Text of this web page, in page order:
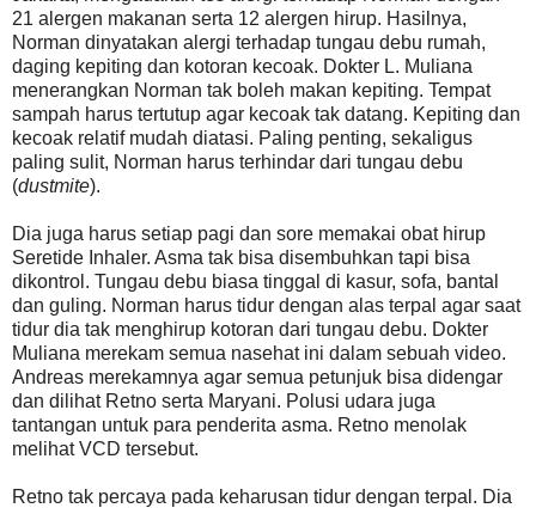
21 alergen makanan serta 12 alergen hirup. Hasilnya,
Norman dinyatakan alergi terhadap tungau debu rumah,
daging kepiting dan kotoran kecoak. Dokter L. Muliana
menerangkan Norman tak boleh makan kepiting. Tempat
sampah harus tertutup agar kecoak tak datang. Kepiting dan
kecoak relatif mudah diatasi. Paling penting, sekaligus
paling sulit, Norman harus terhindar dari tungau debu
(dustmite).
Dia juga harus setiap pagi dan sore memakai obat hirup
Seretide Inhaler. Asma tak bisa disembuhkan tapi bisa
dikontrol. Tungau debu biasa tinggal di kasur, sofa, bantal
dan guling. Norman harus tidur dengan alas terpal agar saat
tidur dia tak menghirup kotoran dari tungau debu. Dokter
Muliana merekam semua nasehat ini dalam sebuah video.
Andreas merekamnya agar semua petunjuk bisa didengar
dan dilihat Retno serta Maryani. Polusi udara juga
tantangan untuk para penderita asma. Retno menolak
melihat VCD tersebut.
Retno tak percaya pada keharusan tidur dengan terpal. Dia